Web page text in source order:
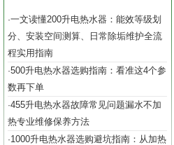
·一文读懂200升电热水器：能效等级划
分、安装空间测算、日常除垢维护全流
程实用指南
·500升电热水器选购指南：看准这4个参
数再下单
·455升电热水器故障常见问题漏水不加
热专业维修保养方法
·1000升电热水器选购避坑指南：从加热